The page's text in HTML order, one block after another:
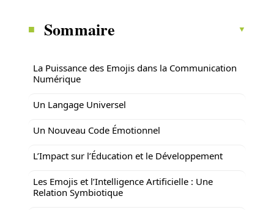
Sommaire
La Puissance des Emojis dans la Communication
Numérique
Un Langage Universel
Un Nouveau Code Émotionnel
L’Impact sur l’Éducation et le Développement
Les Emojis et l’Intelligence Artificielle : Une
Relation Symbiotique